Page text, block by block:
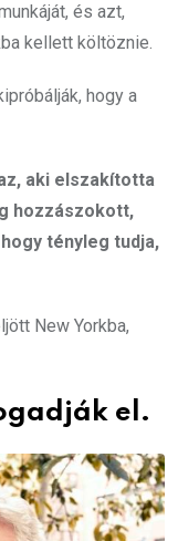
és azt,
kellett költöznie.
hogy a
aki elszakította
hozzászokott,
tényleg tudja,
New Yorkba,
el.